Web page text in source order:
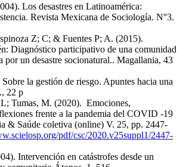
Los desastres en Latinoamérica:
Revista Mexicana de Sociología. N°3.
Z; C; & Fuentes P; A. (2015).
Diagnóstico participativo de una comunidad
por un desastre socionatural.. Magallania, 43
la gestión de riesgo. Apuntes hacia una
22 p
Tumas, M. (2020). Emociones,
frente a la pandemia del COVID -19
& Saúde coletiva (online) V. 25, pp. 2447-
pdf/csc/2020.v25suppl1/2447-
Intervención en catástrofes desde un